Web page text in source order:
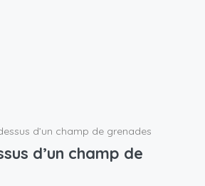
d’un champ de grenades
d’un champ de